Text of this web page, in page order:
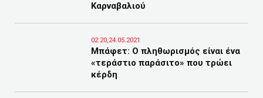
Καρναβαλιού
02:20,24.05.2021
Μπάφετ: Ο πληθωρισμός είναι ένα
«τεράστιο παράσιτο» που τρώει
κέρδη